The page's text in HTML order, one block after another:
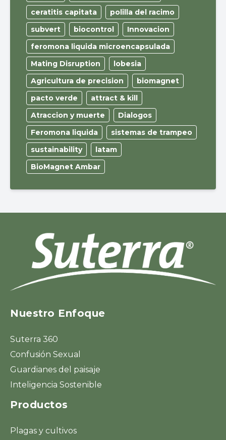
ceratitis capitata
polilla del racimo
subvert
biocontrol
Innovacion
feromona liquida microencapsulada
Mating Disruption
lobesia
Agricultura de precision
biomagnet
pacto verde
attract & kill
Atraccion y muerte
Dialogos
Feromona liquida
sistemas de trampeo
sustainability
latam
BioMagnet Ambar
Nuestro Enfoque
Suterra 360
Confusión Sexual
Guardianes del paisaje
Inteligencia Sostenible
Productos
Plagas y cultivos